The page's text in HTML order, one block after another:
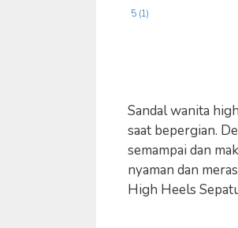
5 (1)
Sandal wanita
saat bepergian.
semampai dan
nyaman dan
High Heels